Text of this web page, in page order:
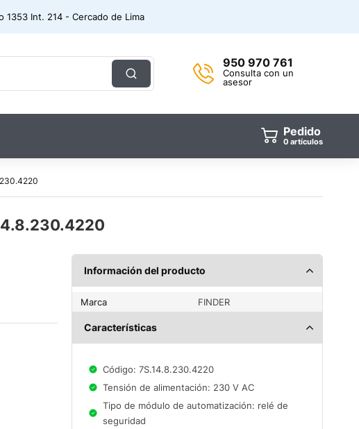
1353 Int. 214 - Cercado de Lima
950 970 761
Consulta con un
asesor
Pedido
0 artículos
Información del producto
Marca FINDER
Características
Código: 7S.14.8.230.4220
Tensión de alimentación: 230 V AC
Tipo de módulo de automatización: relé de
seguridad